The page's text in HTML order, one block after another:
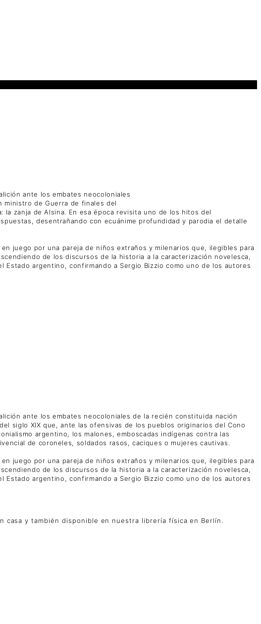
ante los embates neocoloniales
ministro de Guerra de finales del
zanja de Alsina. En esa época revisita uno de los hitos del
desentrañando con ecuánime profundidad y parodia el detalle
juego por una pareja de niños extraños y milenarios que, ilegibles para
de los discursos de la historia a la caracterización novelesca,
argentino, confirmando a Sergio Bizzio como uno de los autores
ante los embates neocoloniales de la recién constituida nación
siglo XIX que, ante las ofensivas de los pueblos originarios del Cono
argentino, los malones, emboscadas indígenas contra las
de coroneles, soldados rasos, caciques o mujeres cautivas.
juego por una pareja de niños extraños y milenarios que, ilegibles para
de los discursos de la historia a la caracterización novelesca,
argentino, confirmando a Sergio Bizzio como uno de los autores
casa y también disponible en nuestra librería física en Berlín.